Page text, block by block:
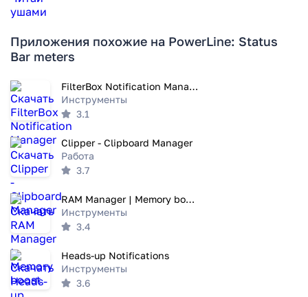
Приложения похожие на PowerLine: Status
Bar meters
FilterBox Notification Manager
Инструменты
3.1
Clipper - Clipboard Manager
Работа
3.7
RAM Manager | Memory boost
Инструменты
3.4
Heads-up Notifications
Инструменты
3.6